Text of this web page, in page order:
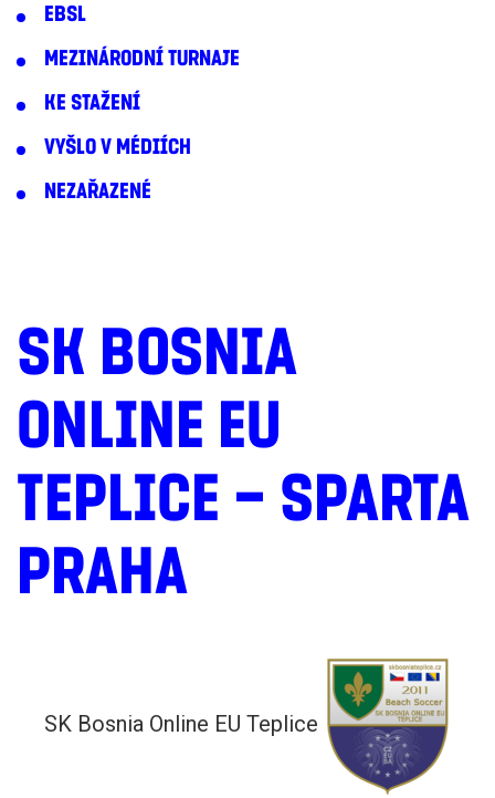
EBSL
MEZINÁRODNÍ TURNAJE
KE STAŽENÍ
VYŠLO V MÉDIÍCH
NEZAŘAZENÉ
SK BOSNIA
ONLINE EU
TEPLICE – SPARTA
PRAHA
SK Bosnia Online EU Teplice